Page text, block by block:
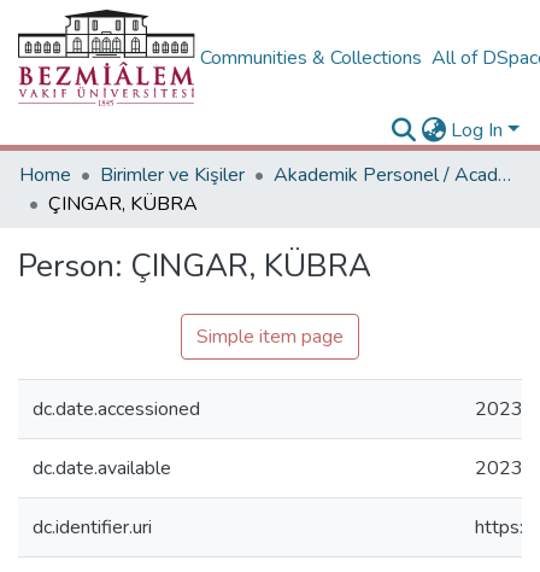
Communities & Collections All of
Log In
Home
Birimler ve Kişiler
Akademik Personel / Academic People
ÇINGAR, KÜBRA
Person: ÇINGAR, KÜBRA
Simple item page
dc.date.accessioned 2023-
dc.date.available 2023-
dc.identifier.uri